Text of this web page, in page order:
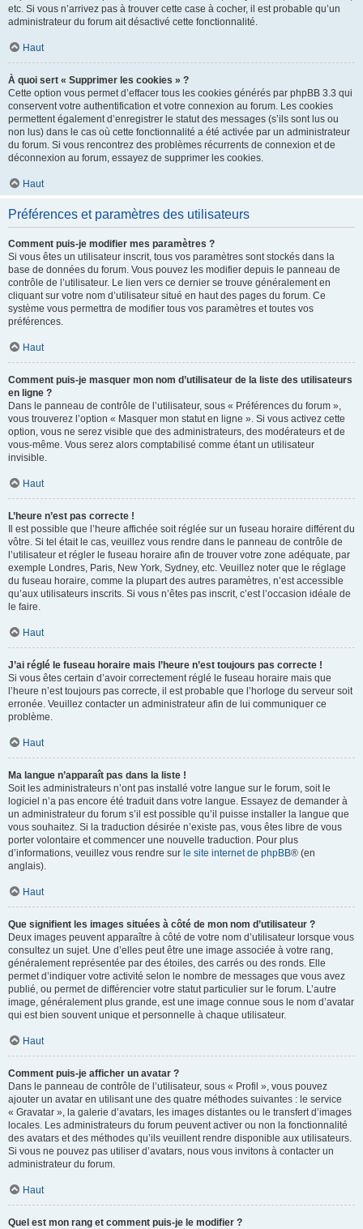
etc. Si vous n’arrivez pas à trouver cette case à cocher, il est probable qu’un
administrateur du forum ait désactivé cette fonctionnalité.
Haut
À quoi sert « Supprimer les cookies » ?
Cette option vous permet d’effacer tous les cookies générés par phpBB 3.3 qui
conservent votre authentification et votre connexion au forum. Les cookies
permettent également d’enregistrer le statut des messages (s’ils sont lus ou
non lus) dans le cas où cette fonctionnalité a été activée par un administrateur
du forum. Si vous rencontrez des problèmes récurrents de connexion et de
déconnexion au forum, essayez de supprimer les cookies.
Haut
Préférences et paramètres des utilisateurs
Comment puis-je modifier mes paramètres ?
Si vous êtes un utilisateur inscrit, tous vos paramètres sont stockés dans la
base de données du forum. Vous pouvez les modifier depuis le panneau de
contrôle de l’utilisateur. Le lien vers ce dernier se trouve généralement en
cliquant sur votre nom d’utilisateur situé en haut des pages du forum. Ce
système vous permettra de modifier tous vos paramètres et toutes vos
préférences.
Haut
Comment puis-je masquer mon nom d’utilisateur de la liste des utilisateurs
en ligne ?
Dans le panneau de contrôle de l’utilisateur, sous « Préférences du forum »,
vous trouverez l’option « Masquer mon statut en ligne ». Si vous activez cette
option, vous ne serez visible que des administrateurs, des modérateurs et de
vous-même. Vous serez alors comptabilisé comme étant un utilisateur
invisible.
Haut
L’heure n’est pas correcte !
Il est possible que l’heure affichée soit réglée sur un fuseau horaire différent du
vôtre. Si tel était le cas, veuillez vous rendre dans le panneau de contrôle de
l’utilisateur et régler le fuseau horaire afin de trouver votre zone adéquate, par
exemple Londres, Paris, New York, Sydney, etc. Veuillez noter que le réglage
du fuseau horaire, comme la plupart des autres paramètres, n’est accessible
qu’aux utilisateurs inscrits. Si vous n’êtes pas inscrit, c’est l’occasion idéale de
le faire.
Haut
J’ai réglé le fuseau horaire mais l’heure n’est toujours pas correcte !
Si vous êtes certain d’avoir correctement réglé le fuseau horaire mais que
l’heure n’est toujours pas correcte, il est probable que l’horloge du serveur soit
erronée. Veuillez contacter un administrateur afin de lui communiquer ce
problème.
Haut
Ma langue n’apparaît pas dans la liste !
Soit les administrateurs n’ont pas installé votre langue sur le forum, soit le
logiciel n’a pas encore été traduit dans votre langue. Essayez de demander à
un administrateur du forum s’il est possible qu’il puisse installer la langue que
vous souhaitez. Si la traduction désirée n’existe pas, vous êtes libre de vous
porter volontaire et commencer une nouvelle traduction. Pour plus
d’informations, veuillez vous rendre sur le site internet de phpBB® (en
anglais).
Haut
Que signifient les images situées à côté de mon nom d’utilisateur ?
Deux images peuvent apparaître à côté de votre nom d’utilisateur lorsque vous
consultez un sujet. Une d’elles peut être une image associée à votre rang,
généralement représentée par des étoiles, des carrés ou des ronds. Elle
permet d’indiquer votre activité selon le nombre de messages que vous avez
publié, ou permet de différencier votre statut particulier sur le forum. L’autre
image, généralement plus grande, est une image connue sous le nom d’avatar
qui est bien souvent unique et personnelle à chaque utilisateur.
Haut
Comment puis-je afficher un avatar ?
Dans le panneau de contrôle de l’utilisateur, sous « Profil », vous pouvez
ajouter un avatar en utilisant une des quatre méthodes suivantes : le service
« Gravatar », la galerie d’avatars, les images distantes ou le transfert d’images
locales. Les administrateurs du forum peuvent activer ou non la fonctionnalité
des avatars et des méthodes qu’ils veuillent rendre disponible aux utilisateurs.
Si vous ne pouvez pas utiliser d’avatars, nous vous invitons à contacter un
administrateur du forum.
Haut
Quel est mon rang et comment puis-je le modifier ?